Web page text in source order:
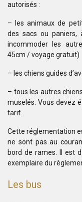
autorisés :
– les animaux de
des sacs ou paniers,
incommoder les
45cm / voyage gratuit)
– les chiens guides
– tous les autres
muselés. Vous devez
tarif.
Cette réglementation
ne sont pas au
bord de rames. Il est
exemplaire du
Les bus